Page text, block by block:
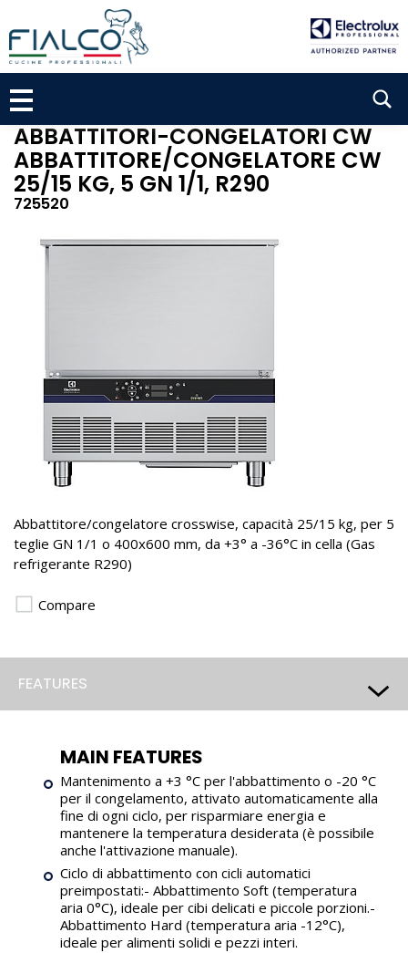
s
l
a
r
ABBATTITORI-CONGELATORI CW
ABBATTITORE/CONGELATORE CW
25/15 KG, 5 GN 1/1, R290
725520
Abbattitore/congelatore crosswise, capacità 25/15 kg, per 5
teglie GN 1/1 o 400x600 mm, da +3° a -36°C in cella (Gas
refrigerante R290)
Compare
FEATURES
MAIN FEATURES
Mantenimento a +3 °C per l'abbattimento o -20 °C
per il congelamento, attivato automaticamente alla
fine di ogni ciclo, per risparmiare energia e
mantenere la temperatura desiderata (è possibile
anche l'attivazione manuale).
Ciclo di abbattimento con cicli automatici
preimpostati:- Abbattimento Soft (temperatura
aria 0°C), ideale per cibi delicati e piccole porzioni.-
Abbattimento Hard (temperatura aria -12°C),
ideale per alimenti solidi e pezzi interi.